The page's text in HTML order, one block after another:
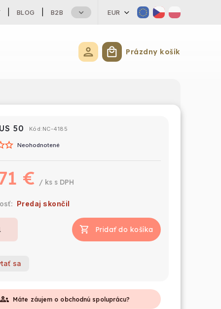
BLOG B2B EUR
Nákupný košík
Prázdny košík
50 Kód: NC-4185
Neohodnotené
€ / ks
Predaj skončil
Pridať do košíka
sa
Máte záujem o obchodnú spoluprácu?